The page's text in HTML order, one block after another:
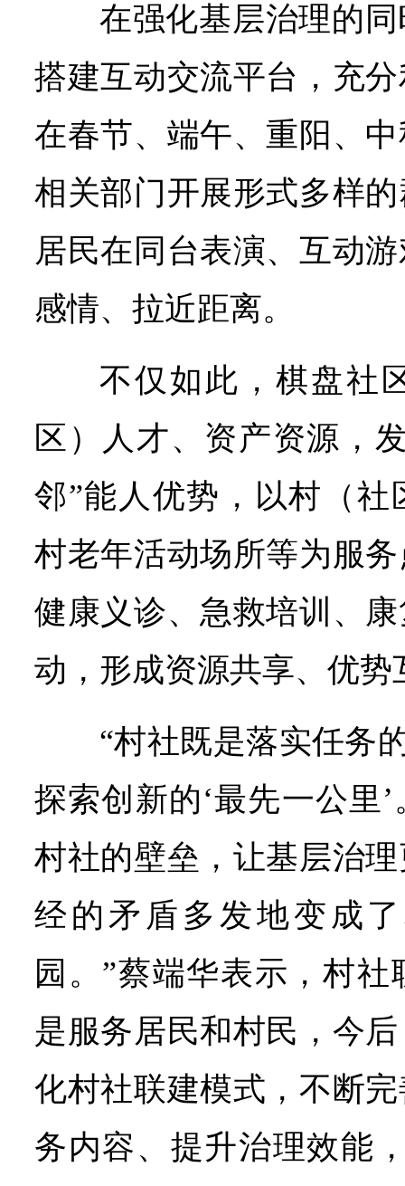
在强化基层治理的
搭建互动交流平台，充
在春节、端午、重阳、
相关部门开展形式多样
居民在同台表演、互动
感情、拉近距离。
不仅如此，棋盘社
区）人才、资产资源，
邻”能人优势，以村（
村老年活动场所等为服
健康义诊、急救培训、
动，形成资源共享、优
“村社既是落实任务
探索创新的‘最先一公里
村社的壁垒，让基层治
经的矛盾多发地变成
园。”蔡端华表示，村
是服务居民和村民，今
化村社联建模式，不断
务内容、提升治理效能